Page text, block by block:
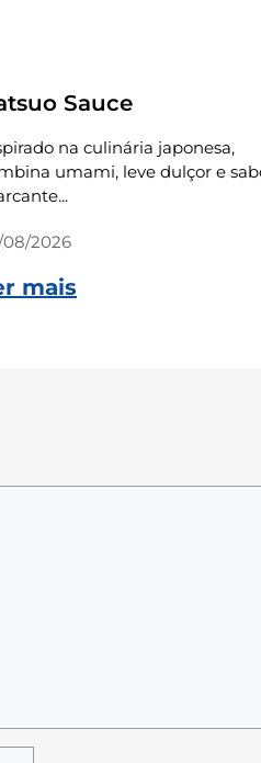
Sauce
na culinária japonesa,
umami, leve dulçor e
08/2026
mais